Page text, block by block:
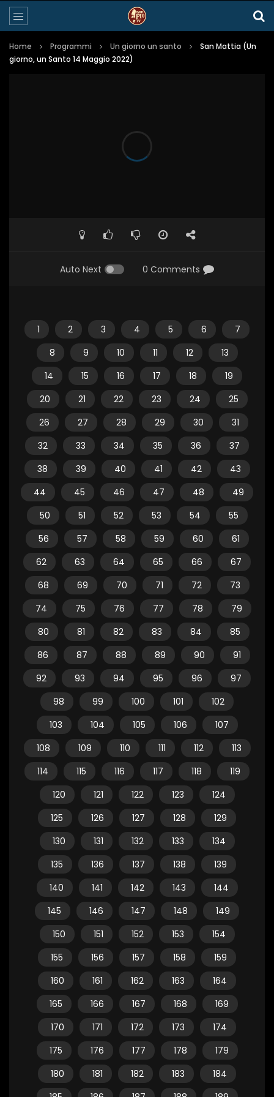
Home Programmi Un giorno un santo
San Mattia (Un
giorno, un Santo 14 Maggio 2022)
Auto Next 0 Comments
1 2 3 4 5 6
7
8
9 10 11 12
13
14
15 16 17 18
19
20
21 22 23 24
25
26
27 28 29 30
31
32
33 34 35 36
37
38
39 40 41 42
43
44
45 46 47 48
49
50
51 52 53 54
55
56
57 58 59 60
61
62
63 64 65 66
67
68
69 70 71 72
73
74
75 76 77 78
79
80
81 82 83 84
85
86
87 88 89 90
91
92
93 94 95 96
97
98
99 100 101
102
103
104 105 106
107
108
109 110 111 112
113
114
115 116 117 118
119
120
121 122 123
124
125
126 127 128
129
130
131 132 133
134
135
136 137 138
139
140
141 142 143
144
145
146 147 148
149
150
151 152 153
154
155
156 157 158
159
160
161 162 163
164
165
166 167 168
169
170
171 172 173
174
175
176 177 178
179
180
181 182 183
184